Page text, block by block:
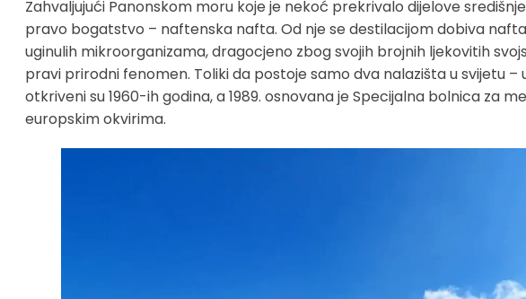
Zahvaljujući Panonskom moru koje je nekoć prekrivalo dijelove
pravo bogatstvo – naftenska nafta. Od nje se destilacijom dobiva
uginulih mikroorganizama, dragocjeno zbog svojih brojnih ljekovitih
pravi prirodni fenomen. Toliki da postoje samo dva nalazišta u svijetu –
otkriveni su 1960-ih godina, a 1989. osnovana je Specijalna bolnica za
europskim okvirima.